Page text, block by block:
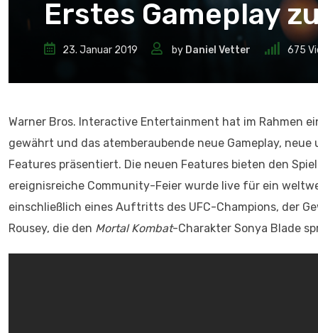
Erstes Gameplay
23. Januar 2019 by Daniel Vetter 675
Warner Bros. Interactive Entertainment hat im Rahmen
gewährt und das atemberaubende neue Gameplay,
Features präsentiert. Die neuen Features bieten den
ereignisreiche Community-Feier wurde live für ein
einschließlich eines Auftritts des UFC-Champions, der
Rousey, die den Mortal Kombat-Charakter Sonya Blade